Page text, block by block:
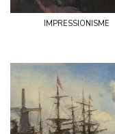
impressionisme